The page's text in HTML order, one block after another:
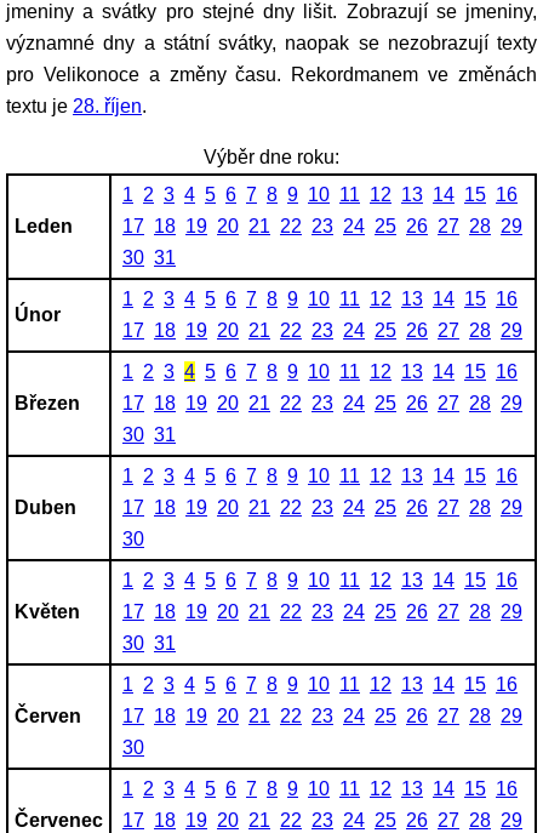
jmeniny a svátky pro stejné dny lišit. Zobrazují se jmeniny,
významné dny a státní svátky, naopak se nezobrazují texty
pro Velikonoce a změny času. Rekordmanem ve změnách
textu je 28. říjen.
Výběr dne roku:
Leden
1 2 3 4 5 6 7 8 9 10 11 12 13 14 15 16
17 18 19 20 21 22 23 24 25 26 27 28 29
30 31
Únor
1 2 3 4 5 6 7 8 9 10 11 12 13 14 15 16
17 18 19 20 21 22 23 24 25 26 27 28 29
Březen
1 2 3 4 5 6 7 8 9 10 11 12 13 14 15 16
17 18 19 20 21 22 23 24 25 26 27 28 29
30 31
Duben
1 2 3 4 5 6 7 8 9 10 11 12 13 14 15 16
17 18 19 20 21 22 23 24 25 26 27 28 29
30
Květen
1 2 3 4 5 6 7 8 9 10 11 12 13 14 15 16
17 18 19 20 21 22 23 24 25 26 27 28 29
30 31
Červen
1 2 3 4 5 6 7 8 9 10 11 12 13 14 15 16
17 18 19 20 21 22 23 24 25 26 27 28 29
30
Červenec
1 2 3 4 5 6 7 8 9 10 11 12 13 14 15 16
17 18 19 20 21 22 23 24 25 26 27 28 29